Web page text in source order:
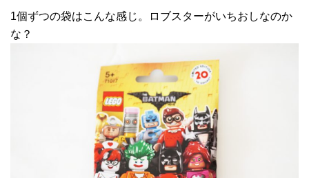
1個ずつの袋はこんな感じ。ロブスターがいちおしなのか
な？